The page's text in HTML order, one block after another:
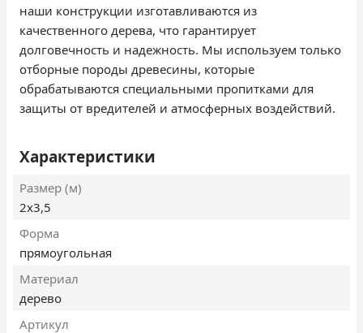
наши конструкции изготавливаются из
качественного дерева, что гарантирует
долговечность и надежность. Мы используем только
отборные породы древесины, которые
обрабатываются специальными пропитками для
защиты от вредителей и атмосферных воздействий.
Характеристики
Размер (м)
2х3,5
Форма
прямоугольная
Материал
дерево
Артикул